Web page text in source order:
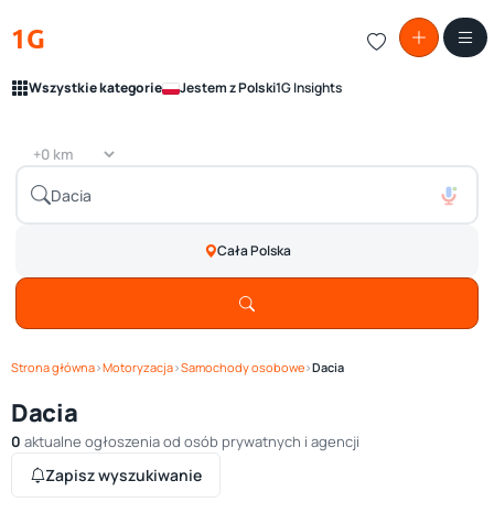
1G
Wszystkie kategorie Jestem z Polski1G Insights
Cała Polska
Strona główna›Motoryzacja›Samochody osobowe›Dacia
Dacia
0 aktualne ogłoszenia od osób prywatnych i agencji
Zapisz wyszukiwanie